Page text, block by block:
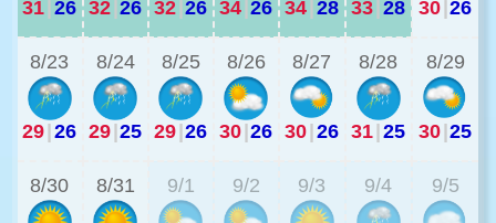
31|26 32|26 32|26 34|26 34|28 33|28 30|26
8/23
29|26
8/24
29|25
8/25
29|26
8/26
30|26
8/27
30|26
8/28
31|25
8/29
30|25
8/30 8/31 9/1 9/2 9/3 9/4 9/5